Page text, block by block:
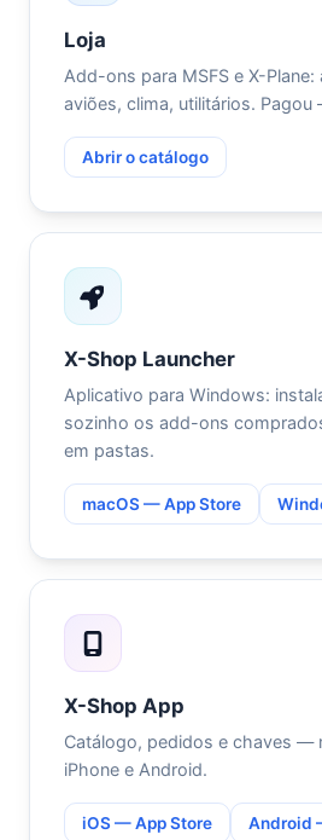
Loja
Add-ons para MSFS e X-
aviões, clima, utilitários. Pagou
Abrir o catálogo
X-Shop Launcher
Aplicativo para Windows:
sozinho os add-ons
em pastas.
macOS — App Store
X-Shop App
Catálogo, pedidos e chaves —
iPhone e Android.
iOS — App Store Android